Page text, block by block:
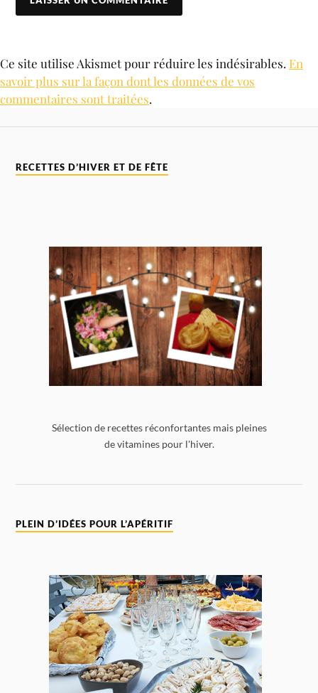
Ce site utilise Akismet pour réduire les indésirables. En
savoir plus sur la façon dont les données de vos
commentaires sont traitées.
RECETTES D’HIVER ET DE FÊTE
Sélection de recettes réconfortantes mais pleines
de vitamines pour l'hiver.
PLEIN D’IDÉES POUR L’APÉRITIF